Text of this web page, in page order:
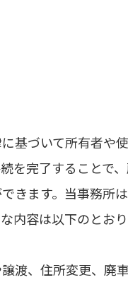
基づいて所有者や
を完了することで
きます。当事務所
内容は以下のとおり
渡、住所変更、廃